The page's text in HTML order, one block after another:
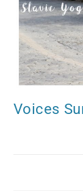
Voices